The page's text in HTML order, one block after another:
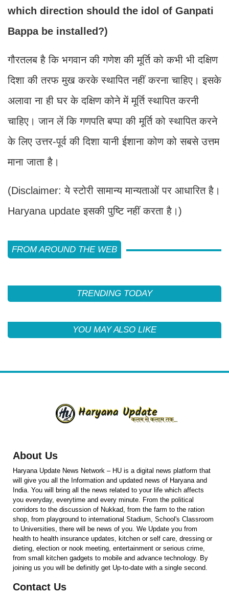
which direction should the idol of Ganpati
Bappa be installed?)
गौरतलब है कि भगवान की गणेश की मूर्ति को कभी भी दक्षिण
दिशा की तरफ मुख करके स्थापित नहीं करना चाहिए। इसके
अलावा ना ही घर के दक्षिण कोने में मूर्ति स्थापित करनी
चाहिए। जान लें कि गणपति बप्पा की मूर्ति को स्थापित करने
के लिए उत्तर-पूर्व की दिशा यानी ईशाना कोण को सबसे उत्तम
माना जाता है।
(Disclaimer: ये स्टोरी सामान्य मान्यताओं पर आधारित है।
Haryana update इसकी पुष्टि नहीं करता है।)
FROM AROUND THE WEB
TRENDING TODAY
YOU MAY ALSO LIKE
About Us
Haryana Update News Network – HU is a digital news platform that
will give you all the Information and updated news of Haryana and
India. You will bring all the news related to your life which affects
you everyday, everytime and every minute. From the political
corridors to the discussion of Nukkad, from the farm to the ration
shop, from playground to international Stadium, School's Classroom
to Universities, there will be news of you. We Update you from
health to health insurance updates, kitchen or self care, dressing or
dieting, election or nook meeting, entertainment or serious crime,
from small kitchen gadgets to mobile and advance technology. By
joining us you will be definitly get Up-to-date with a single second.
Contact Us